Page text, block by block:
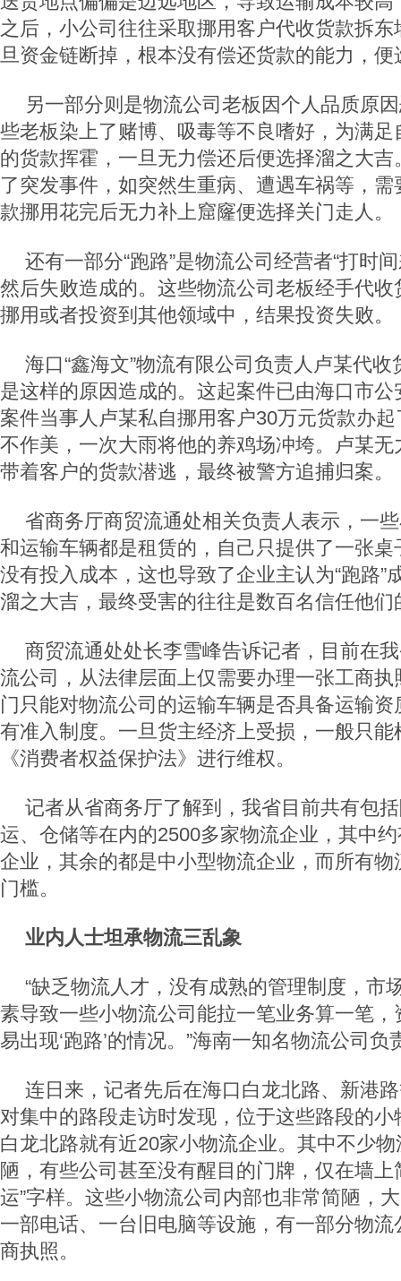
之后，小公司往往采取挪用客户代收货款拆
旦资金链断掉，根本没有偿还货款的能力，便
另一部分则是物流公司老板因个人品质原
些老板染上了赌博、吸毒等不良嗜好，为满
的货款挥霍，一旦无力偿还后便选择溜之大
了突发事件，如突然生重病、遭遇车祸等，
款挪用花完后无力补上窟窿便选择关门走人。
还有一部分“跑路”是物流公司经营者“打时
然后失败造成的。这些物流公司老板经手代
挪用或者投资到其他领域中，结果投资失败。
海口“鑫海文”物流有限公司负责人卢某代
是这样的原因造成的。这起案件已由海口市
案件当事人卢某私自挪用客户30万元货款办
不作美，一次大雨将他的养鸡场冲垮。卢某
带着客户的货款潜逃，最终被警方追捕归案。
省商务厅商贸流通处相关负责人表示，一
和运输车辆都是租赁的，自己只提供了一张
没有投入成本，这也导致了企业主认为“跑路”
溜之大吉，最终受害的往往是数百名信任他们
商贸流通处处长李雪峰告诉记者，目前在
流公司，从法律层面上仅需要办理一张工商
门只能对物流公司的运输车辆是否具备运输
有准入制度。一旦货主经济上受损，一般只
《消费者权益保护法》进行维权。
记者从省商务厅了解到，我省目前共有包
运、仓储等在内的2500多家物流企业，其中
企业，其余的都是中小型物流企业，而所有
门槛。
业内人士坦承物流三乱象
“缺乏物流人才，没有成熟的管理制度，市
素导致一些小物流公司能拉一笔业务算一笔
易出现‘跑路’的情况。”海南一知名物流公司负
连日来，记者先后在海口白龙北路、新港
对集中的路段走访时发现，位于这些路段的
白龙北路就有近20家小物流企业。其中不少
陋，有些公司甚至没有醒目的门牌，仅在墙上
运”字样。这些小物流公司内部也非常简陋，
一部电话、一台旧电脑等设施，有一部分物
商执照。